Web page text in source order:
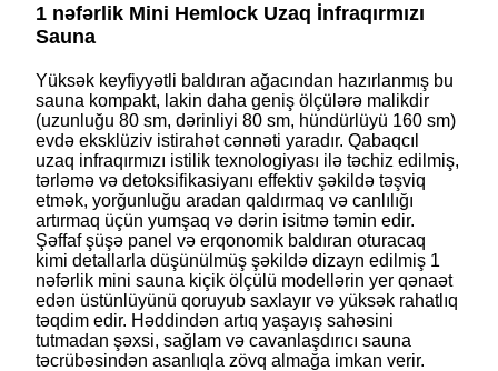
1 nəfərlik Mini Hemlock Uzaq İnfraqırmızı
Sauna
Yüksək keyfiyyətli baldıran ağacından hazırlanmış bu
sauna kompakt, lakin daha geniş ölçülərə malikdir
(uzunluğu 80 sm, dərinliyi 80 sm, hündürlüyü 160 sm)
evdə eksklüziv istirahət cənnəti yaradır. Qabaqcıl
uzaq infraqırmızı istilik texnologiyası ilə təchiz edilmiş,
tərləmə və detoksifikasiyanı effektiv şəkildə təşviq
etmək, yorğunluğu aradan qaldırmaq və canlılığı
artırmaq üçün yumşaq və dərin isitmə təmin edir.
Şəffaf şüşə panel və erqonomik baldıran oturacaq
kimi detallarla düşünülmüş şəkildə dizayn edilmiş 1
nəfərlik mini sauna kiçik ölçülü modellərin yer qənaət
edən üstünlüyünü qoruyub saxlayır və yüksək rahatlıq
təqdim edir. Həddindən artıq yaşayış sahəsini
tutmadan şəxsi, sağlam və cavanlaşdırıcı sauna
təcrübəsindən asanlıqla zövq almağa imkan verir.